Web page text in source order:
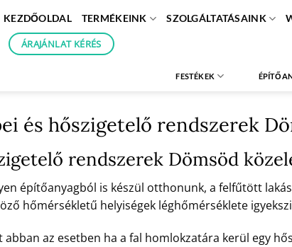
KEZDŐOLDAL TERMÉKEINK SZOLGÁLTATÁSAINK
ÁRAJÁNLAT KÉRÉS
FESTÉKEK
és hőszigetelő rendszerek
rendszerek Dömsöd
építőanyagból is készül otthonunk, a felfűtött
hőmérsékletű helyiségek léghőmérséklete
abban az esetben ha a fal homlokzatára kerül egy